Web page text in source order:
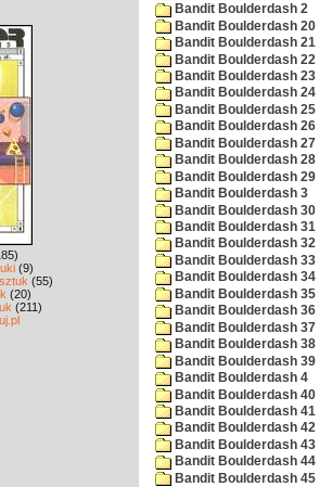
(9)
(55)
(20)
(211)
Bandit Boulderdash 2
Bandit Boulderdash 20
Bandit Boulderdash 21
Bandit Boulderdash 22
Bandit Boulderdash 23
Bandit Boulderdash 24
Bandit Boulderdash 25
Bandit Boulderdash 26
Bandit Boulderdash 27
Bandit Boulderdash 28
Bandit Boulderdash 29
Bandit Boulderdash 3
Bandit Boulderdash 30
Bandit Boulderdash 31
Bandit Boulderdash 32
Bandit Boulderdash 33
Bandit Boulderdash 34
Bandit Boulderdash 35
Bandit Boulderdash 36
Bandit Boulderdash 37
Bandit Boulderdash 38
Bandit Boulderdash 39
Bandit Boulderdash 4
Bandit Boulderdash 40
Bandit Boulderdash 41
Bandit Boulderdash 42
Bandit Boulderdash 43
Bandit Boulderdash 44
Bandit Boulderdash 45